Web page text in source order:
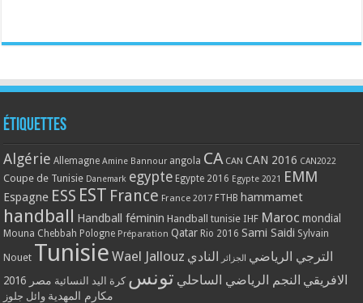
Étiquettes
Algérie Allemagne Amine Bannour angola CA CAN CAN 2016 CAN2022
Coupe de Tunisie Danemark egypte Egypte 2016 Egypte 2021 EMM
Espagne ESS EST France France 2017 FTHB hammamet
handball Handball féminin Handball tunisie IHF Maroc mondial
Mouna Chebbah Pologne Préparation Qatar Rio 2016 Sami Saidi Sylvain
Nouet Tunisie Wael Jallouz الترجي الرياضي الجزائر النادي
الافريقي النجم الرياضي الساحلي تونس كرة اليد النسائية مصر 2016
مكارم المهدية وائل جلوز